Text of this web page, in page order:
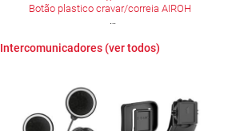
Botão plastico cravar/correia AIROH
Intercomunicadores (ver todos)